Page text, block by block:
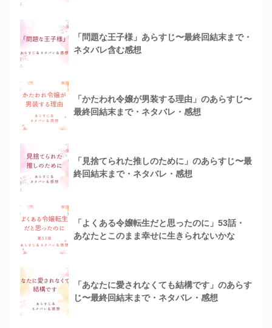
「問題な王子様」あらすじ〜最終回結末まで・
ネタバレ含む感想
「かたわれ令嬢が男装する理由」のあらすじ〜
最終回結末まで・ネタバレ・感想
「見捨てられた推しのために」のあらすじ〜最
終回結末まで・ネタバレ・感想
「よくある令嬢転生だと思ったのに」53話・
あなたとこのまま幸せに生きられないかな
「あなたに愛されなくても結構です」のあらす
じ〜最終回結末まで・ネタバレ・感想